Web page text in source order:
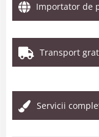
Importator de
Transport
Servicii